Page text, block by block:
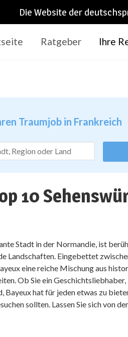
Die Website der
Ratgeber Ihre
Traumjob in Frankreich
10
Stadt in der Normandie, ist
Landschaften. Eingebettet
eine reiche Mischung aus
Ob Sie ein
Bayeux hat für jeden etwas zu
sollten. Lassen Sie sich von